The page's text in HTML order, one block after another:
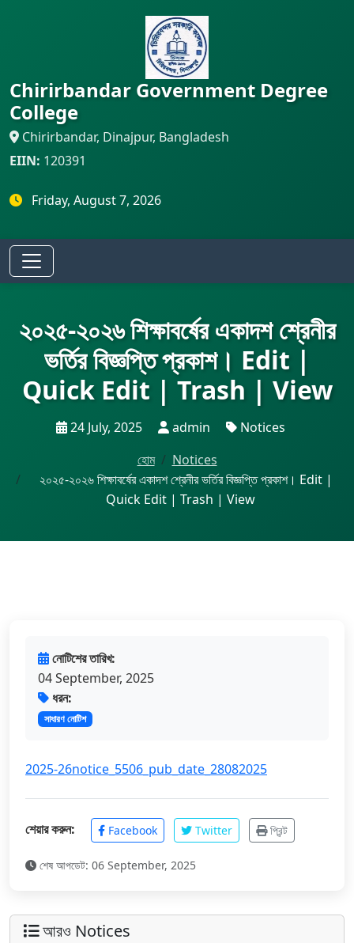
Chirirbandar Government Degree
College
Chirirbandar, Dinajpur, Bangladesh
EIIN: 120391
Friday, August 7, 2026
২০২৫-২০২৬ শিক্ষাবর্ষের একাদশ শ্রেনীর
ভর্তির বিজ্ঞপ্তি প্রকাশ। Edit |
Quick Edit | Trash | View
24 July, 2025 admin
Notices
হোম
Notices
২০২৫-২০২৬ শিক্ষাবর্ষের একাদশ শ্রেনীর ভর্তির বিজ্ঞপ্তি প্রকাশ। Edit |
Quick Edit | Trash | View
নোটিশের তারিখ:
04 September, 2025
ধরন:
সাধারণ নোটিশ
2025-26notice_5506_pub_date_28082025
শেয়ার করুন: Facebook Twitter প্রিন্ট
শেষ আপডেট: 06 September, 2025
আরও Notices